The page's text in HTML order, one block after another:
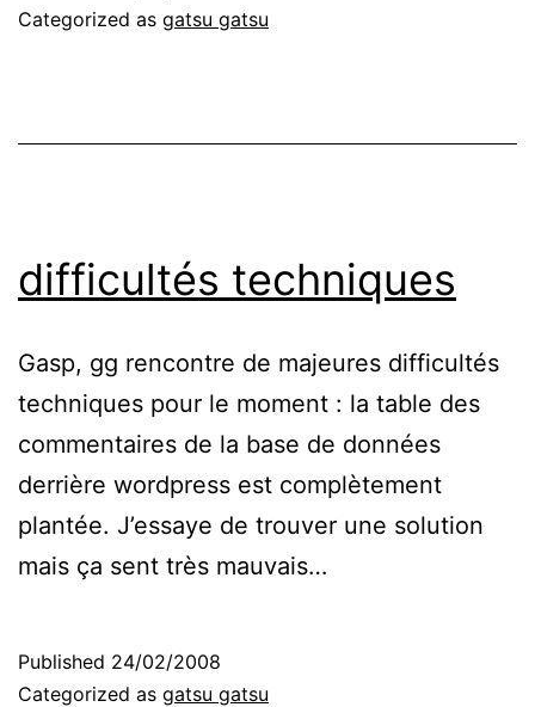
Categorized as gatsu gatsu
difficultés techniques
Gasp, gg rencontre de majeures difficultés
techniques pour le moment : la table des
commentaires de la base de données
derrière wordpress est complètement
plantée. J’essaye de trouver une solution
mais ça sent très mauvais…
Published 24/02/2008
Categorized as gatsu gatsu